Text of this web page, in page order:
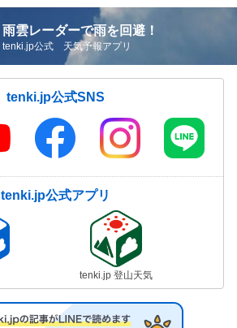
雨雲レーダーで雨を回避！
tenki.jp公式 天気予報アプリ
tenki.jp公式SNS
tenki.jp公式アプリ
tenki.jp 登山天気